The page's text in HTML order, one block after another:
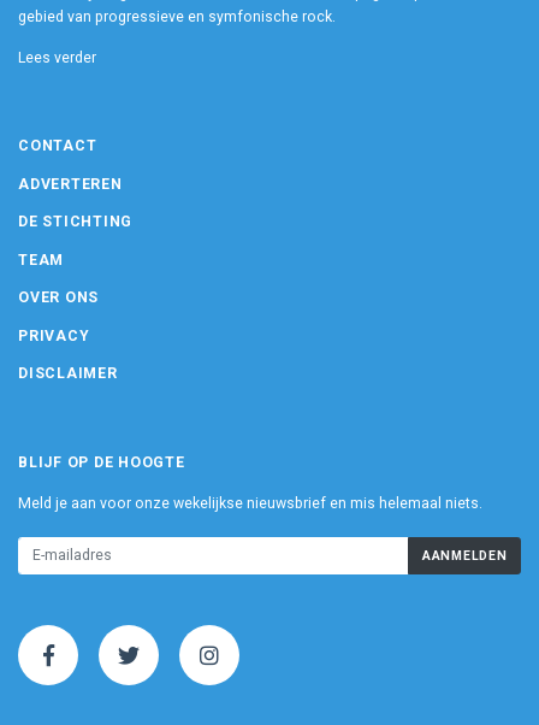
gebied van progressieve en symfonische rock.
Lees verder
CONTACT
ADVERTEREN
DE STICHTING
TEAM
OVER ONS
PRIVACY
DISCLAIMER
BLIJF OP DE HOOGTE
Meld je aan voor onze wekelijkse nieuwsbrief en mis helemaal niets.
AANMELDEN